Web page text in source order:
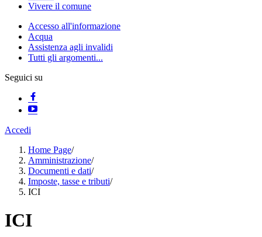
Vivere il comune
Accesso all'informazione
Acqua
Assistenza agli invalidi
Tutti gli argomenti...
Seguici su
Accedi
Home Page/
Amministrazione/
Documenti e dati/
Imposte, tasse e tributi/
ICI
ICI